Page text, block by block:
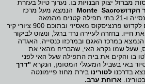
מברזל יצוק הבנויות בו. נערוך טיול בעזרת
הקדושSacro
Monte
הנמצא מעל מרכז
העיירה. בגבעה ניצבים כנסייה ו-21 בתי תפילה קטנים מהמאה
השבע-עשרה, המוקדשים לקדוש פרנציסקוס מאסיזי ובתוכם 900 ציורי קיר
בחזרה לעיירה נרד ברגל, ונשוט לביקור
הנמצא במרכז האגם ובמרכזו כנסייה. האגדה
שעל שמו נקרא האי, שהבריח מהאי את
בו והקים את בית התפילה שעל האי לפני
"דרך
בדרכנו לטורינו בירת מחוז פיימונטה
ארוחת ערב.